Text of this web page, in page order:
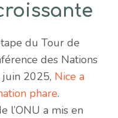
du Tour de
des Nations
juin 2025, Nice a
phare.
l’ONU a mis en